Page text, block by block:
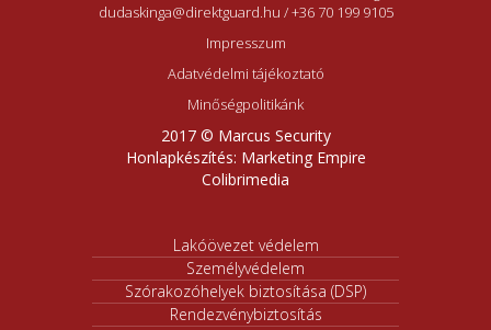
dudaskinga@direktguard.hu /+36 70 199 9105
Impresszum
Adatvédelmi tájékoztató
Minőségpolitikánk
2017 © Marcus Security
Honlapkészítés: Marketing Empire
Colibrimedia
Lakóövezet védelem
Személyvédelem
Szórakozóhelyek biztosítása (DSP)
Rendezvénybiztosítás